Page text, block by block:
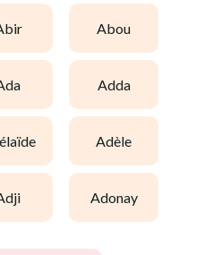
abir abou
ada adda
adèle
adji adonay